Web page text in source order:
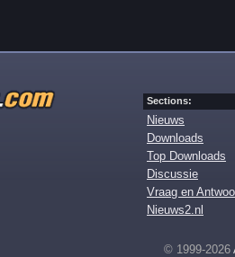
Sections:
Nieuws
Downloads
Top Downloads
Discussie
Vraag en
Nieuws2.nl
© 1999-2026